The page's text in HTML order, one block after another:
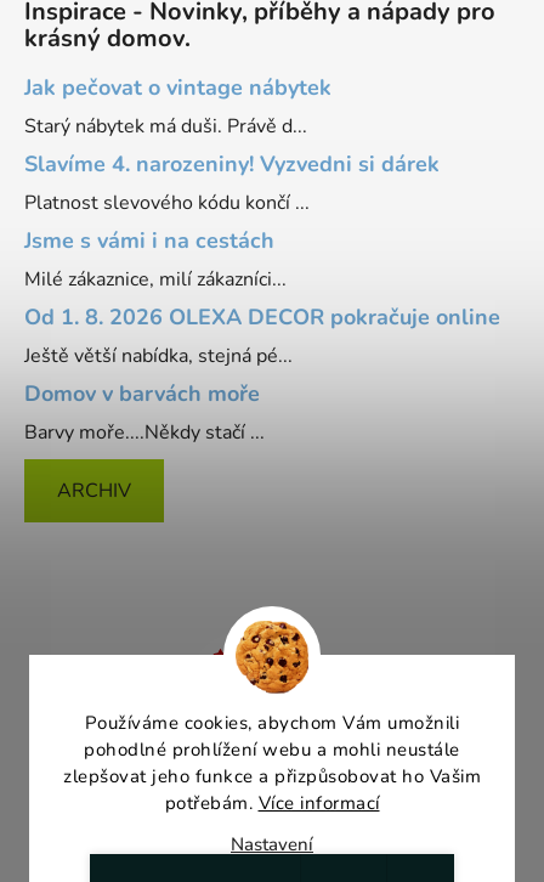
Používáme cookies, abychom Vám umožnili
pohodlné prohlížení webu a mohli neustále
zlepšovat jeho funkce a přizpůsobovat ho Vašim
potřebám. Více informací
Nastavení
Inspirace - Novinky, příběhy a nápady pro
krásný domov.
Jak pečovat o vintage nábytek
Starý nábytek má duši. Právě d...
Slavíme 4. narozeniny! Vyzvedni si dárek
Platnost slevového kódu končí ...
Jsme s vámi i na cestách
Milé zákaznice, milí zákazníci...
Od 1. 8. 2026 OLEXA DECOR pokračuje online
Ještě větší nabídka, stejná pé...
Domov v barvách moře
Barvy moře....Někdy stačí ...
ARCHIV